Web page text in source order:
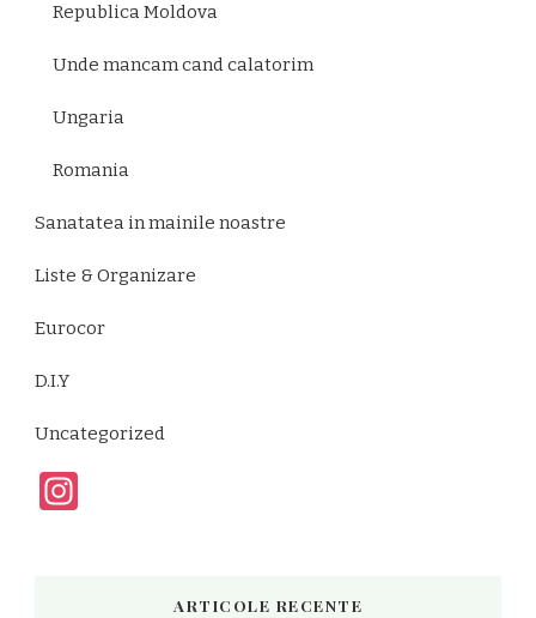
Republica Moldova
Unde mancam cand calatorim
Ungaria
Romania
Sanatatea in mainile noastre
Liste & Organizare
Eurocor
D.I.Y
Uncategorized
ARTICOLE RECENTE